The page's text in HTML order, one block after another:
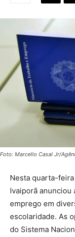
Foto: Marcello Casal Jr/
Nesta quarta-feira
Ivaiporã anunciou
emprego em
escolaridade. As
do Sistema